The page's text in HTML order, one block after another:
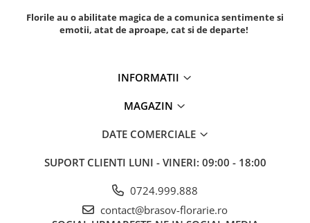
Florile au o abilitate magica de a comunica sentimente si
emotii, atat de aproape, cat si de departe!
INFORMATII
MAGAZIN
DATE COMERCIALE
SUPORT CLIENTI LUNI - VINERI: 09:00 - 18:00
0724.999.888
contact@brasov-florarie.ro